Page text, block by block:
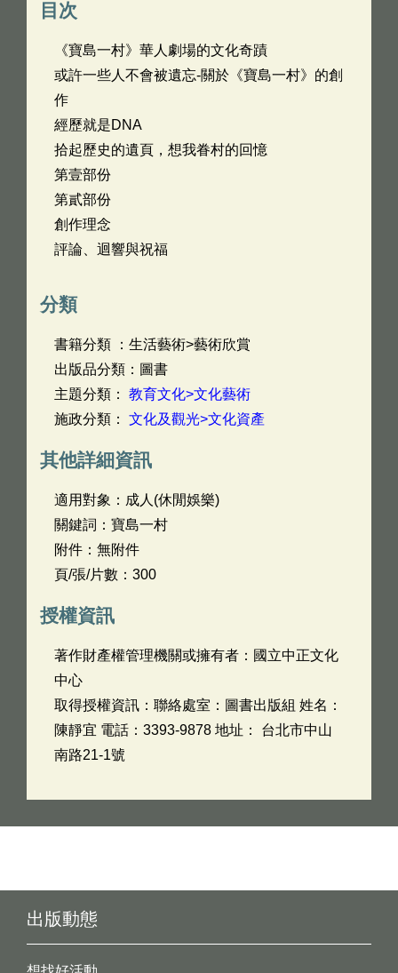
目次
《寶島一村》華人劇場的文化奇蹟
或許一些人不會被遺忘-關於《寶島一村》的創
作
經歷就是DNA
拾起歷史的遺頁，想我眷村的回憶
第壹部份
第貳部份
創作理念
評論、迴響與祝福
分類
書籍分類 ：生活藝術>藝術欣賞
出版品分類：圖書
主題分類： 教育文化>文化藝術
施政分類： 文化及觀光>文化資產
其他詳細資訊
適用對象：成人(休閒娛樂)
關鍵詞：寶島一村
附件：無附件
頁/張/片數：300
授權資訊
著作財產權管理機關或擁有者：國立中正文化
中心
取得授權資訊：聯絡處室：圖書出版組 姓名：
陳靜宜 電話：3393-9878 地址： 台北市中山
南路21-1號
出版動態